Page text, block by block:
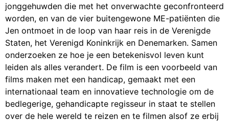
jonggehuwden die met het onverwachte geconfronteerd
worden, en van de vier buitengewone ME-patiënten die
Jen ontmoet in de loop van haar reis in de Verenigde
Staten, het Verenigd Koninkrijk en Denemarken. Samen
onderzoeken ze hoe je een betekenisvol leven kunt
leiden als alles verandert. De film is een voorbeeld van
films maken met een handicap, gemaakt met een
internationaal team en innovatieve technologie om de
bedlegerige, gehandicapte regisseur in staat te stellen
over de hele wereld te reizen en te filmen alsof ze erbij